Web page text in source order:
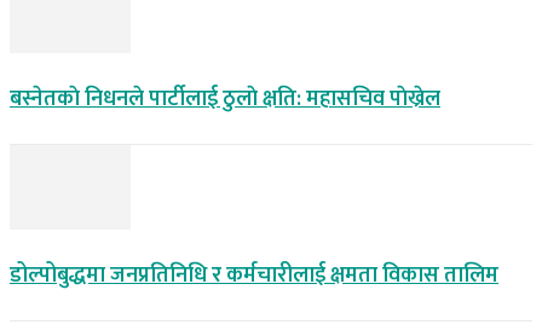
बस्नेतकाे निधनले पार्टीलाई ठुलाे क्षति: महासचिव पाेख्रेल
डोल्पोबुद्धमा जनप्रतिनिधि र कर्मचारीलाई क्षमता विकास तालिम